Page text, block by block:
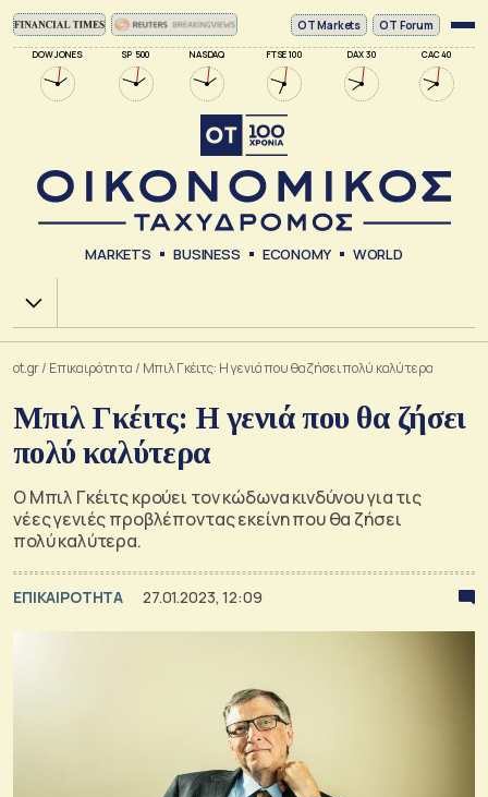
DOW JONES SP 500 NASDAQ FTSE 100 DAX 30 CAC 40
ΟΤ Markets OT Forum
MARKETS BUSINESS ECONOMY WORLD
Χ.Α.
ot.gr/ Επικαιρότητα / Μπιλ Γκέιτς: Η γενιά που θα ζήσει πολύ καλύτερα
Μπιλ Γκέιτς: Η γενιά που θα ζήσει
πολύ καλύτερα
Ο Μπιλ Γκέιτς κρούει τον κώδωνα κινδύνου για τις
νέες γενιές προβλέποντας εκείνη που θα ζήσει
πολύ καλύτερα.
ΕΠΙΚΑΙΡΟΤΗΤΑ 27.01.2023, 12:09